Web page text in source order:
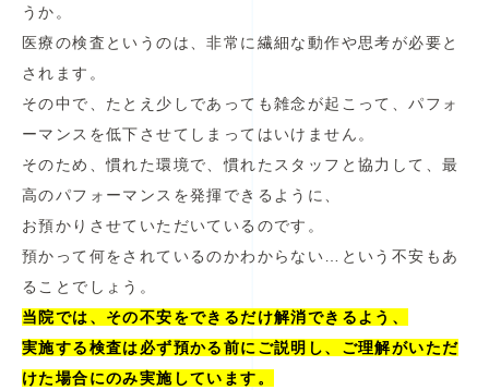
うか。
医療の検査というのは、非常に繊細な動作や思考が必要と
されます。
その中で、たとえ少しであっても雑念が起こって、パフォ
ーマンスを低下させてしまってはいけません。
そのため、慣れた環境で、慣れたスタッフと協力して、最
高のパフォーマンスを発揮できるように、
お預かりさせていただいているのです。
預かって何をされているのかわからない…という不安もあ
ることでしょう。
当院では、その不安をできるだけ解消できるよう、
実施する検査は必ず預かる前にご説明し、ご理解がいただ
けた場合にのみ実施しています。